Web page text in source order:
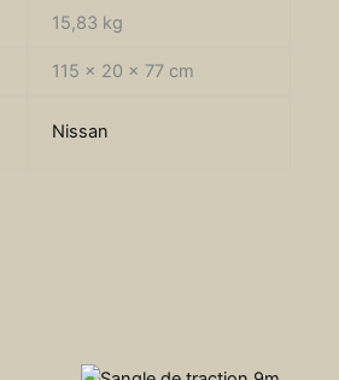
15,83 kg
115 × 20 × 77 cm
Nissan